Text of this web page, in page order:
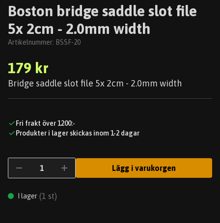
Boston bridge saddle slot file
5x 2cm - 2.0mm width
Artikelnummer: BSSF-20
179 kr
Bridge saddle slot file 5x 2cm - 2.0mm width
Fri frakt över 1200:-
Produkter i lager skickas inom 1-2 dagar
Lägg i varukorgen
I lager (1 st)